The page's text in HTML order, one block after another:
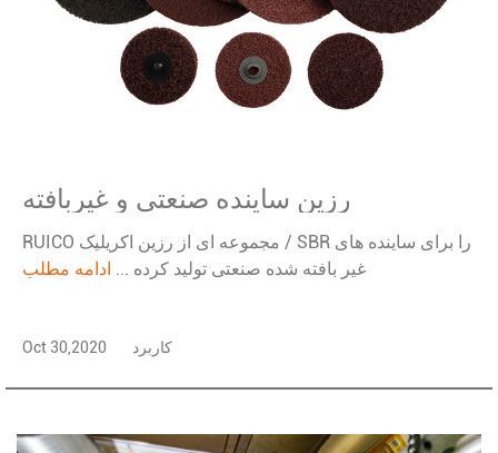
رزین ساینده صنعتی و غیربافته
RUICO مجموعه ای از رزین اکریلیک / SBR را برای ساینده های
غیر بافته شده صنعتی تولید کرده ... ادامه مطلب
Oct 30,2020 کاربرد